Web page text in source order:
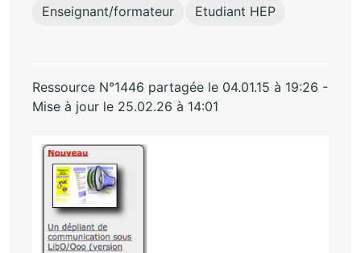
Enseignant/formateur
Etudiant HEP
Ressource N°1446 partagée le 04.01.15 à 19:26 -
Mise à jour le 25.02.26 à 14:01